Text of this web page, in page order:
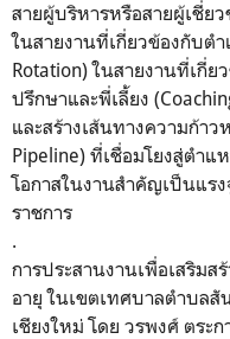
สายผู้บริหารหรือสายผู้เชี่ย
ในสายงานที่เกี่ยวข้องกับต
Rotation) ในสายงานที่เกี่
ปรึกษาและพี่เลี้ยง
และสร้างเส้นทางความก้าว
Pipeline) ที่เชื่อมโยงสู่ตำแ
โอกาสในงานสำคัญเป็นแรง
ราชการ
.
การประสานงานเพื่อเสริมสร้
อายุ ในเขตเทศบาลตำบลสั
เชียงใหม่ โดย วรพงศ์ ตระ